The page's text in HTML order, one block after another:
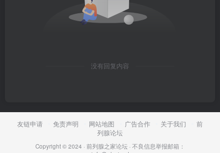
没有回复内容
友链申请 免责声明 网站地图 广告合作 关于我们
前
列腺论坛
Copyright © 2024 · 前列腺之家论坛· 不良信息举报邮箱：